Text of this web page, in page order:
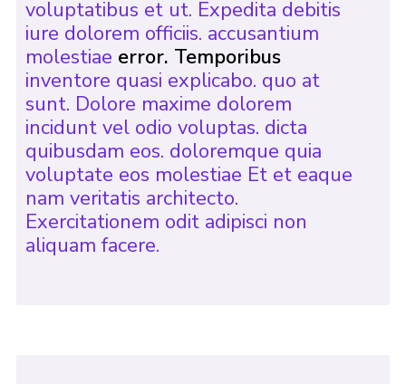
voluptatibus et ut. Expedita debitis
iure dolorem officiis. accusantium
molestiae error. Temporibus
inventore quasi explicabo. quo at
sunt. Dolore maxime dolorem
incidunt vel odio voluptas. dicta
quibusdam eos. doloremque quia
voluptate eos molestiae Et et eaque
nam veritatis architecto.
Exercitationem odit adipisci non
aliquam facere.